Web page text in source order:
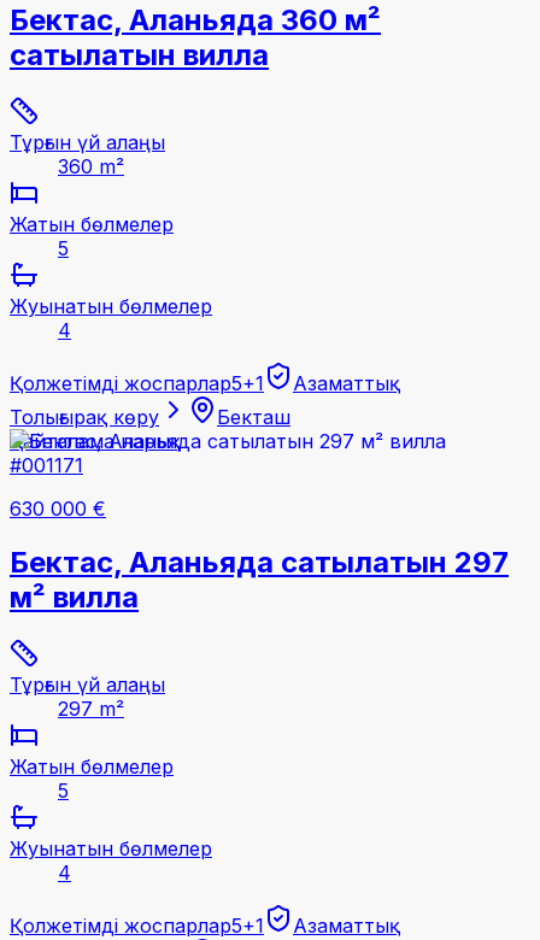
Бектас, Аланьяда 360 м²
сатылатын вилла
Тұрғын үй алаңы
360 m²
Жатын бөлмелер
5
Жуынатын бөлмелер
4
Қолжетімді жоспарлар5+1
Азаматтық
Толығырақ көру
Бекташ
Қайталама нарық
#001171
630 000 €
Бектас, Аланьяда сатылатын 297
м² вилла
Тұрғын үй алаңы
297 m²
Жатын бөлмелер
5
Жуынатын бөлмелер
4
Қолжетімді жоспарлар5+1
Азаматтық